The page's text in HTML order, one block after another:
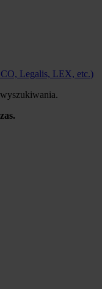
Legalis, LEX, etc.)